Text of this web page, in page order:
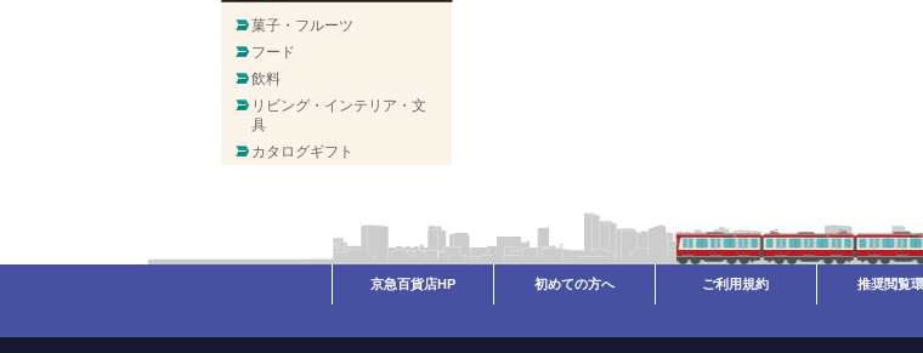
菓子・フルーツ
フード
飲料
リビング・インテリア・文
具
カタログギフト
京急百貨店HP 初めての方へ ご利用規約 推奨閲覧